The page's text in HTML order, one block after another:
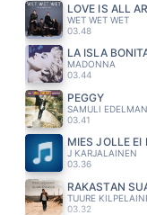
LOVE IS ALL
WET WET WET
03.48
LA ISLA
MADONNA
03.44
PEGGY
SAMULI
03.41
MIES JOLLE EI
J KARJALAINEN
03.36
RAKASTAN
TUURE
03.32